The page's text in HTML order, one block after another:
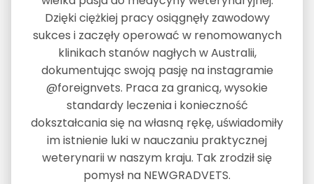
Dzięki ciężkiej pracy osiągnęły zawodowy
sukces i zaczęły operować w renomowanych
klinikach stanów nagłych w Australii,
dokumentując swoją pasję na instagramie
@foreignvets. Praca za granicą, wysokie
standardy leczenia i konieczność
dokształcania się na własną rękę, uświadomiły
im istnienie luki w nauczaniu praktycznej
weterynarii w naszym kraju. Tak zrodził się
pomysł na NEWGRADVETS.